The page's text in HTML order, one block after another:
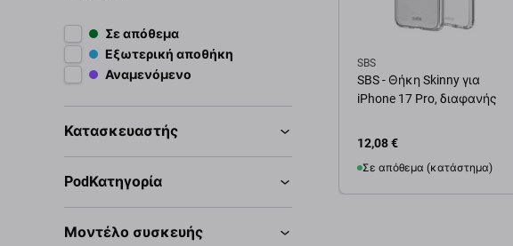
Σε απόθεμα
Εξωτερική αποθήκη
Αναμενόμενο
Κατασκευαστής
PodΚατηγορία
Μοντέλο συσκευής
SBS
SBS - Θήκη Skinny για
iPhone 17 Pro, διαφανής
12,08 €
Σε απόθεμα (κατάστημα)